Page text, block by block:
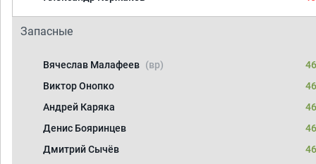
Запасные
Вячеслав Малафеев (вр)
Виктор Онопко
Андрей Каряка
Денис Бояринцев
Дмитрий Сычёв